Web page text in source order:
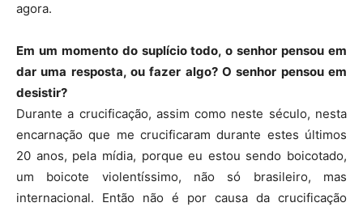
agora.
Em um momento do suplício todo, o senhor pensou em
dar uma resposta, ou fazer algo? O senhor pensou em
desistir?
Durante a crucificação, assim como neste século, nesta
encarnação que me crucificaram durante estes últimos
20 anos, pela mídia, porque eu estou sendo boicotado,
um boicote violentíssimo, não só brasileiro, mas
internacional. Então não é por causa da crucificação